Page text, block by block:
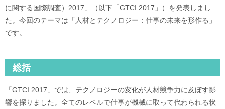
に関する国際調査）2017」（以下「GTCI 2017」）を発表しまし
た。今回のテーマは「人材とテクノロジー：仕事の未来を形作る」
です。
総括
「GTCI 2017」では、テクノロジーの変化が人材競争力に及ぼす影
響を探りました。全てのレベルで仕事が機械に取って代わられる状